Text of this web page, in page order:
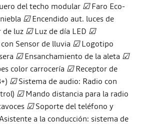
del techo modular ☑Faro Eco-
☑Encendido aut. luces de
de luz ☑Luz de día LED ☑
Sensor de lluvia ☑Logotipo
☑Ensanchamiento de la aleta ☑
color carrocería ☑Receptor de
☑Sistema de audio: Radio con
☑Mando distancia para la radio
☑Soporte del teléfono y
a la conducción: sistema de